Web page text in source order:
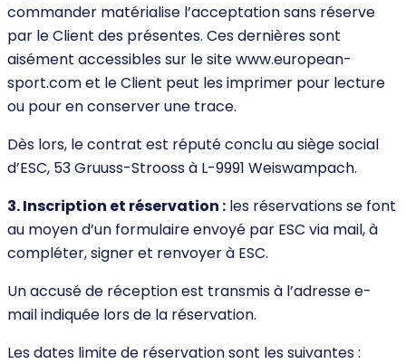
commander matérialise l’acceptation sans réserve
par le Client des présentes. Ces dernières sont
aisément accessibles sur le site www.european-
sport.com et le Client peut les imprimer pour lecture
ou pour en conserver une trace.
Dès lors, le contrat est réputé conclu au siège social
d’ESC, 53 Gruuss-Strooss à L-9991 Weiswampach.
3. Inscription et réservation : les réservations se font
au moyen d’un formulaire envoyé par ESC via mail, à
compléter, signer et renvoyer à ESC.
Un accusé de réception est transmis à l’adresse e-
mail indiquée lors de la réservation.
Les dates limite de réservation sont les suivantes :